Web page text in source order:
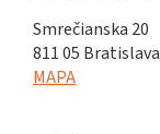
Smrečianska 20
811 05 Bratislava
MAPA